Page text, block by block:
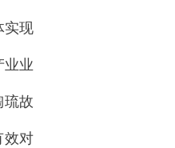
实现
业业
琉故
效对